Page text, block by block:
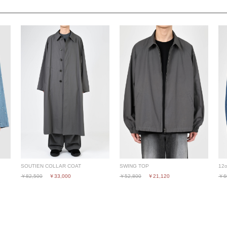
SOUTIEN COLLAR COAT
￥82,500
￥33,000
SWING TOP
￥52,800
￥21,120
￥